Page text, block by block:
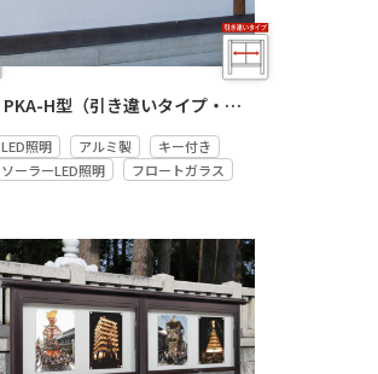
PKA-H型（引き違いタイプ・和風／壁付）
LED照明 アルミ製
キー付き
ソーラーLED照明
フロートガラス